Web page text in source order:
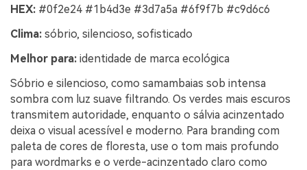
HEX: #0f2e24 #1b4d3e #3d7a5a #6f9f7b #c9d6c6
Clima: sóbrio, silencioso, sofisticado
Melhor para: identidade de marca ecológica
Sóbrio e silencioso, como samambaias sob intensa
sombra com luz suave filtrando. Os verdes mais escuros
transmitem autoridade, enquanto o sálvia acinzentado
deixa o visual acessível e moderno. Para branding com
paleta de cores de floresta, use o tom mais profundo
para wordmarks e o verde-acinzentado claro como